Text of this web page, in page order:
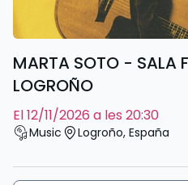
MARTA SOTO - SALA
LOGROÑO
el 12/11/2026 a les 20:30
Music Logroño, España